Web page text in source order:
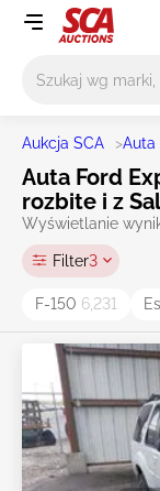
Aukcja SCA >Auta
Auta Ford
rozbite i z
Wyświetlanie
Filter3
F-150 6,231